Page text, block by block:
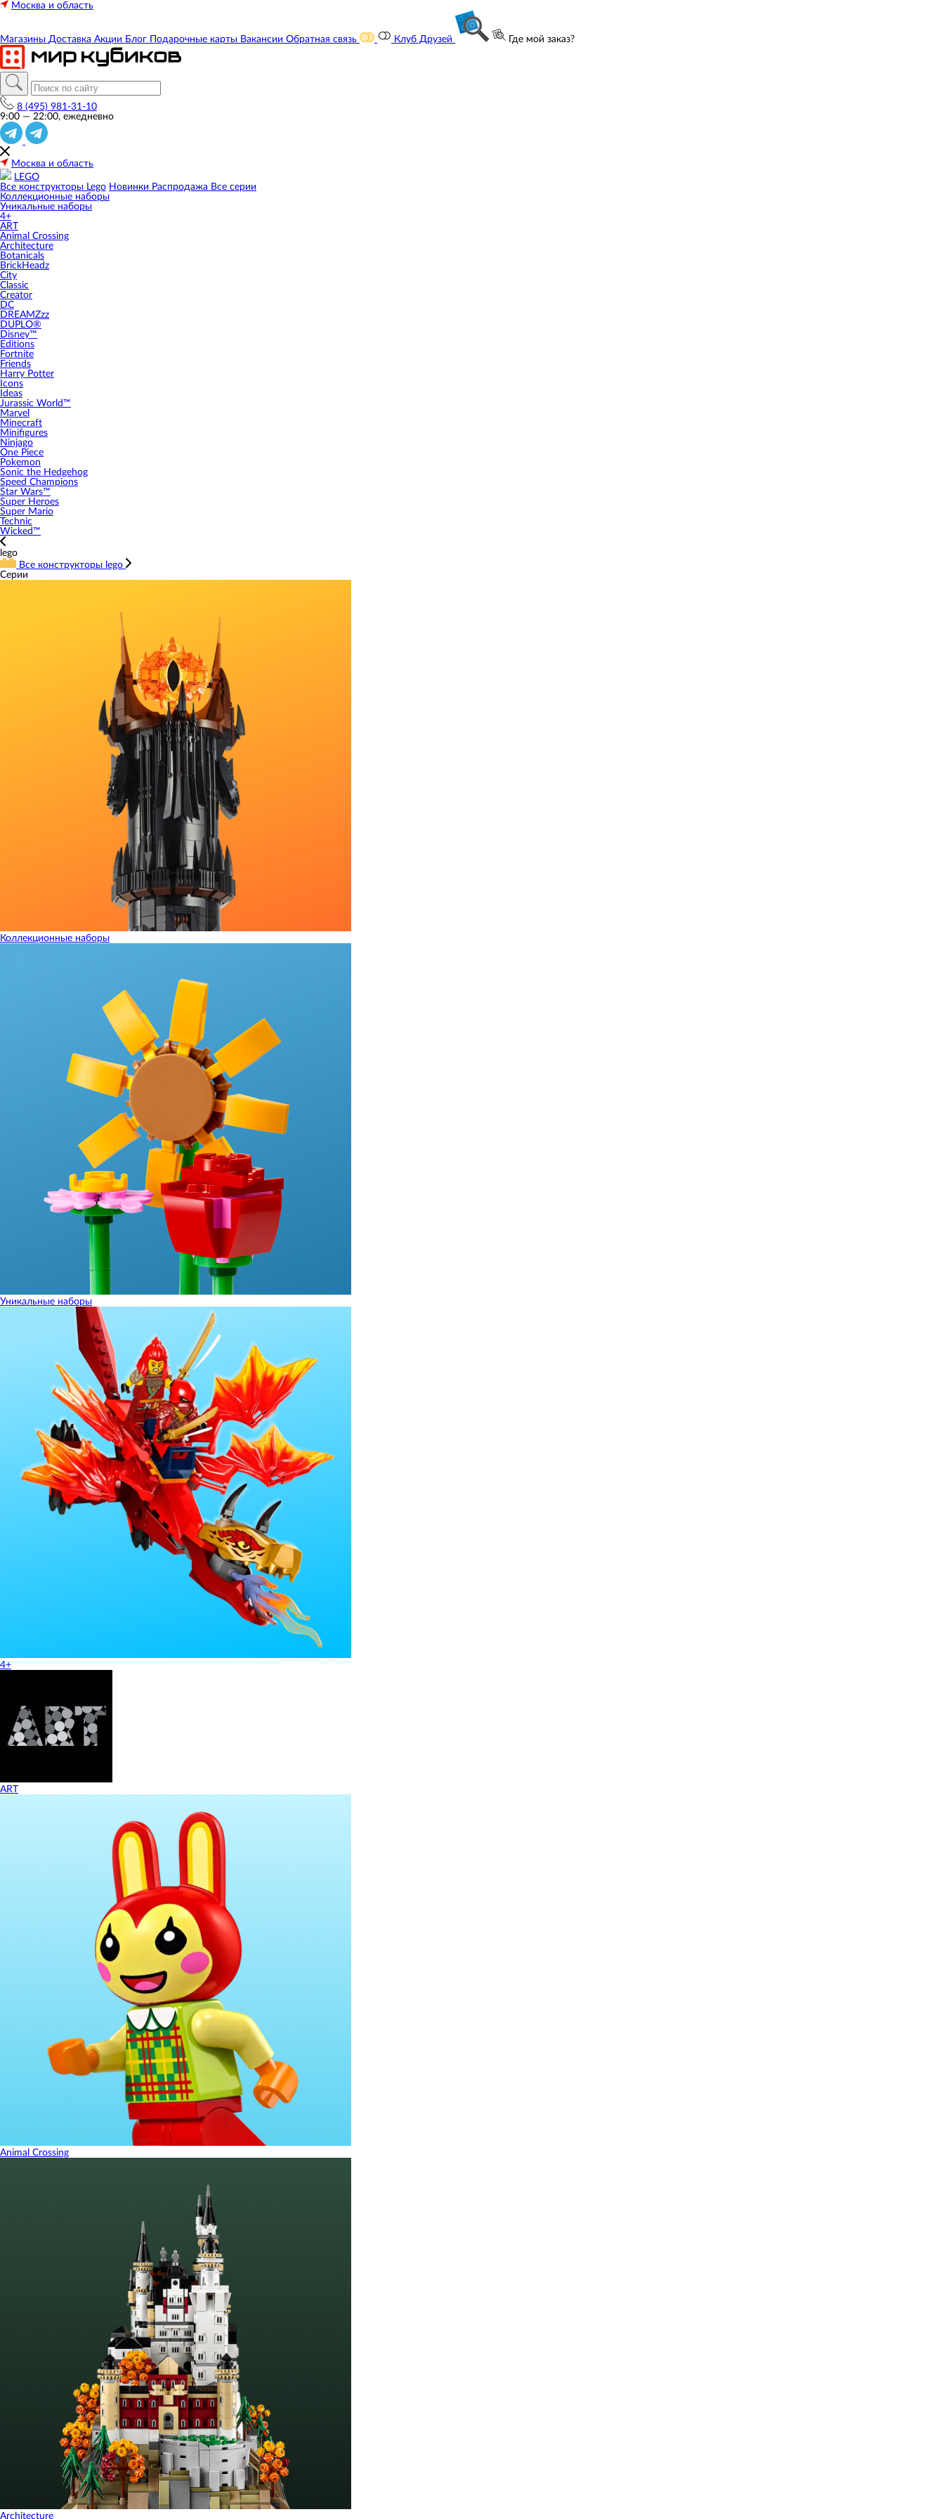
Москва и область
Магазины Доставка Акции Блог Подарочные карты Вакансии Обратная связь Клуб Друзей Где мой заказ?
8 (495) 981-31-10
9:00 — 22:00, ежедневно
Москва и область
LEGO
Все конструкторы Lego Новинки Распродажа Все серии
Коллекционные наборы
Уникальные наборы
4+
ART
Animal Crossing
Architecture
Botanicals
BrickHeadz
City
Classic
Creator
DC
DREAMZzz
DUPLO®
Disney™
Editions
Fortnite
Friends
Harry Potter
Icons
Ideas
Jurassic World™
Marvel
Minecraft
Minifigures
Ninjago
One Piece
Pokemon
Sonic the Hedgehog
Speed Champions
Star Wars™
Super Heroes
Super Mario
Technic
Wicked™
lego
Все конструкторы lego
Серии
Коллекционные наборы
Уникальные наборы
4+
ART
Animal Crossing
Architecture